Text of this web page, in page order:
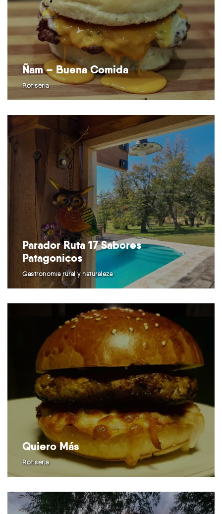
Ñam – Buena Comida
Rotisería
Parador Ruta 17 Sabores
Patagonicos
Gastronomía rural y naturaleza
Quiero Más
Rotisería